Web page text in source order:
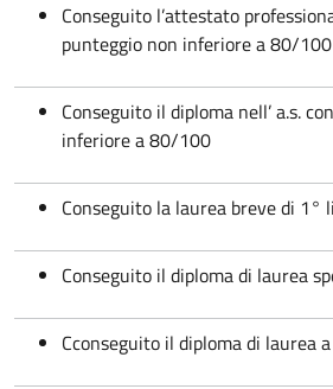
Conseguito l’attestato
punteggio non inferiore a 80/100
Conseguito il diploma nell’ a.s.
inferiore a 80/100
Conseguito la laurea breve di 1°
Conseguito il diploma di laurea
Cconseguito il diploma di laurea